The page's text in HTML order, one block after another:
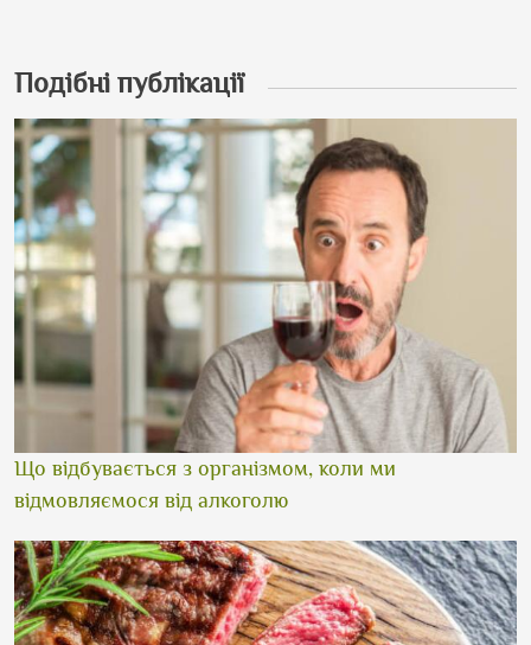
Подібні публікації
Що відбувається з організмом, коли ми
відмовляємося від алкоголю